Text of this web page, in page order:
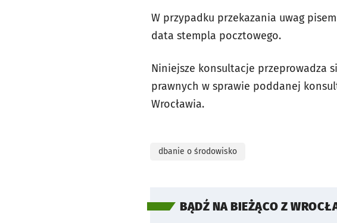
W przypadku przekazania uwag
data stempla pocztowego.
Niniejsze konsultacje przeprowadza
prawnych w sprawie poddanej
Wrocławia.
dbanie o środowisko
BĄDŹ NA BIEŻĄCO Z